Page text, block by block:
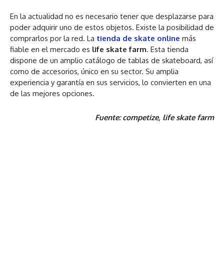
En la actualidad no es necesario tener que desplazarse para
poder adquirir uno de estos objetos. Existe la posibilidad de
comprarlos por la red. La tienda de skate online más
fiable en el mercado es life skate farm. Esta tienda
dispone de un amplio catálogo de tablas de skateboard, así
como de accesorios, único en su sector. Su amplia
experiencia y garantía en sus servicios, lo convierten en una
de las mejores opciones.
Fuente: competize, life skate farm